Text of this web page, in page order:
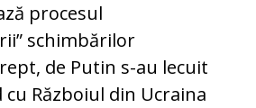
procesul
schimbărilor
de Putin s-au lecuit
cu Războiul din Ucraina